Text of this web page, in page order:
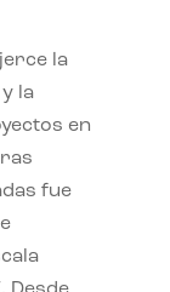
la
la
en
fue